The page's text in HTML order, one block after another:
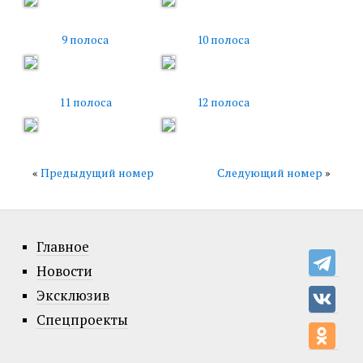
9 полоса 10 полоса
11 полоса 12 полоса
Следующий номер »
« Предыдущий номер
Главное
Новости
Эксклюзив
Спецпроекты